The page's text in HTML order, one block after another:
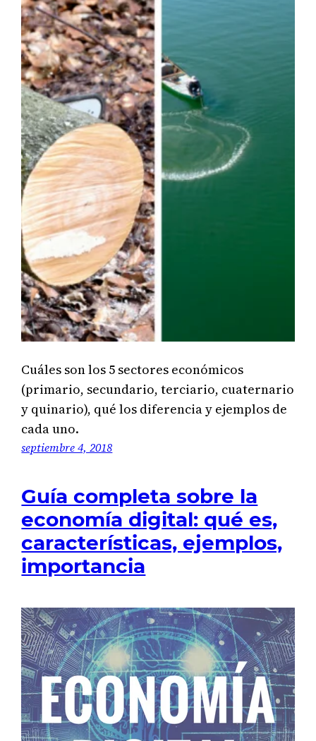
Cuáles son los 5 sectores económicos
(primario, secundario, terciario, cuaternario
y quinario), qué los diferencia y ejemplos de
cada uno.
septiembre 4, 2018
Guía completa sobre la
economía digital: qué es,
características, ejemplos,
importancia